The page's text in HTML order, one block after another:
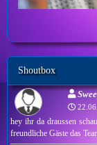
Shoutbox
hey ihr da draussen
freundliche Gäste das